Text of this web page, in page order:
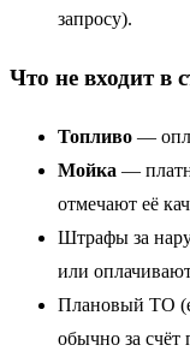
запросу).
Что не входит в
Топливо —
Мойка —
отмечают её
Штрафы за
или
Плановый ТО
обычно за счёт